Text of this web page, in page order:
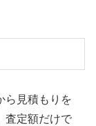
ら見積もりを
査定額だけで